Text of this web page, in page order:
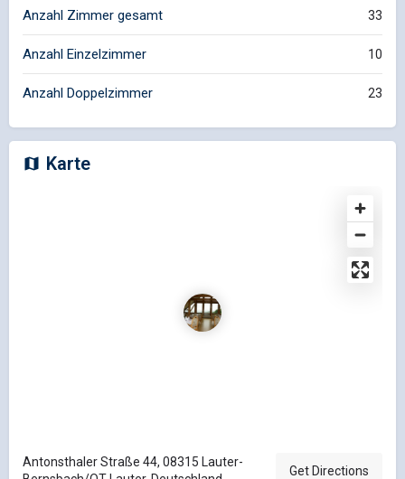
Anzahl Zimmer gesamt 33
Anzahl Einzelzimmer 10
Anzahl Doppelzimmer 23
Karte
Antonsthaler Straße 44, 08315 Lauter-
Get Directions